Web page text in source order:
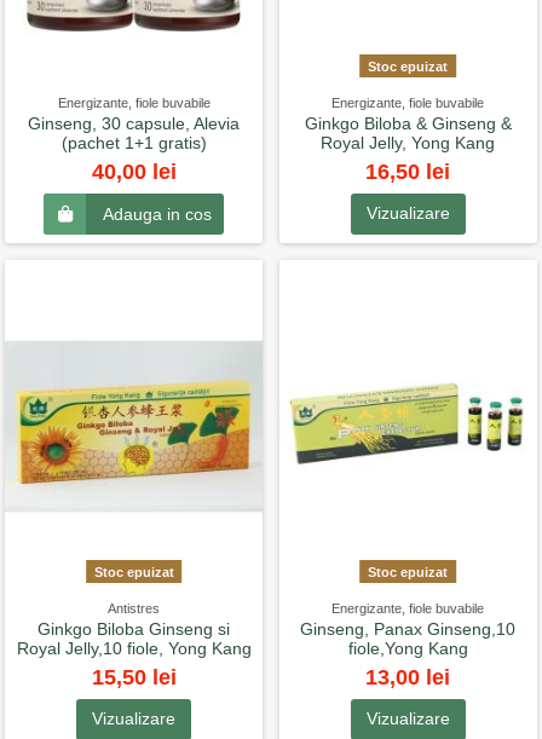
Energizante, fiole buvabile
Ginseng, 30 capsule, Alevia
(pachet 1+1 gratis)
40,00 lei
Adauga in cos
Stoc epuizat
Energizante, fiole buvabile
Ginkgo Biloba & Ginseng &
Royal Jelly, Yong Kang
16,50 lei
Vizualizare
Stoc epuizat
Antistres
Ginkgo Biloba Ginseng si
Royal Jelly,10 fiole, Yong Kang
15,50 lei
Vizualizare
Stoc epuizat
Energizante, fiole buvabile
Ginseng, Panax Ginseng,10
fiole,Yong Kang
13,00 lei
Vizualizare